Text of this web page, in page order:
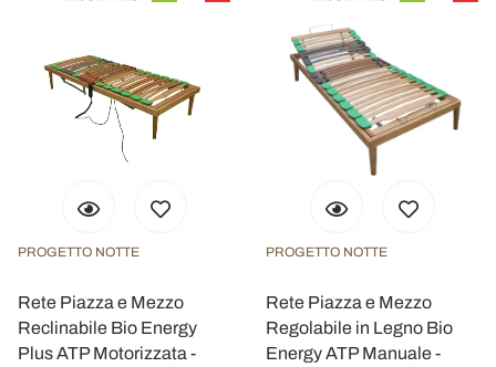
PROGETTO NOTTE
Rete Piazza e Mezzo
Reclinabile Bio Energy
Plus ATP Motorizzata -
PROGETTO NOTTE
Rete Piazza e Mezzo
Regolabile in Legno Bio
Energy ATP Manuale -